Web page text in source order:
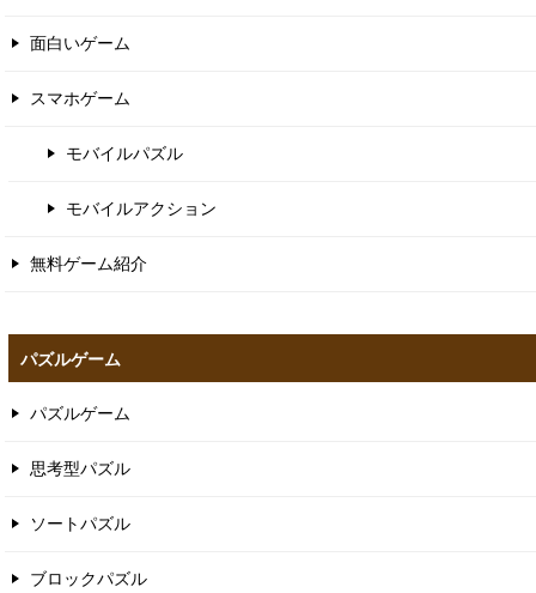
面白いゲーム
スマホゲーム
モバイルパズル
モバイルアクション
無料ゲーム紹介
パズルゲーム
パズルゲーム
思考型パズル
ソートパズル
ブロックパズル